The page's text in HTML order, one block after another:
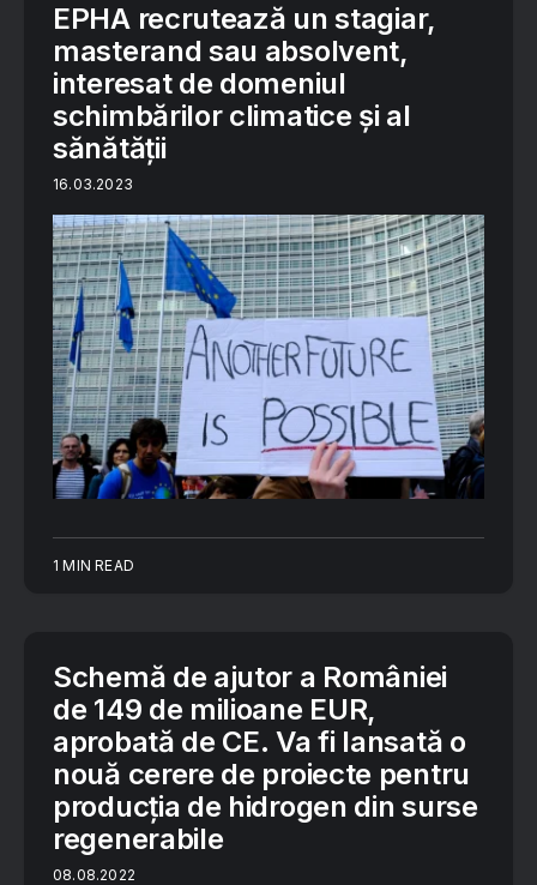
EPHA recrutează un stagiar,
masterand sau absolvent,
interesat de domeniul
schimbărilor climatice și al
sănătății
16.03.2023
1 MIN READ
Schemă de ajutor a României
de 149 de milioane EUR,
aprobată de CE. Va fi lansată o
nouă cerere de proiecte pentru
producția de hidrogen din surse
regenerabile
08.08.2022